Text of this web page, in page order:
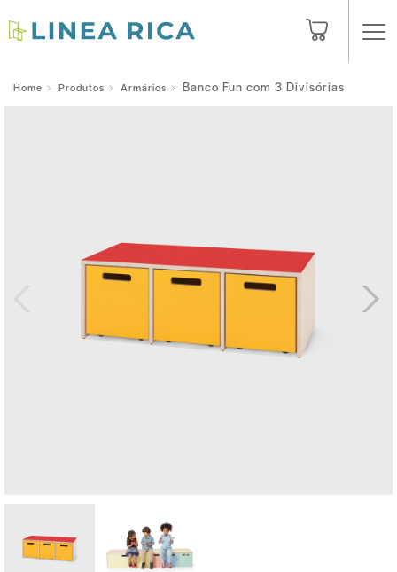
Home Produtos Armários Banco Fun com 3 Divisórias